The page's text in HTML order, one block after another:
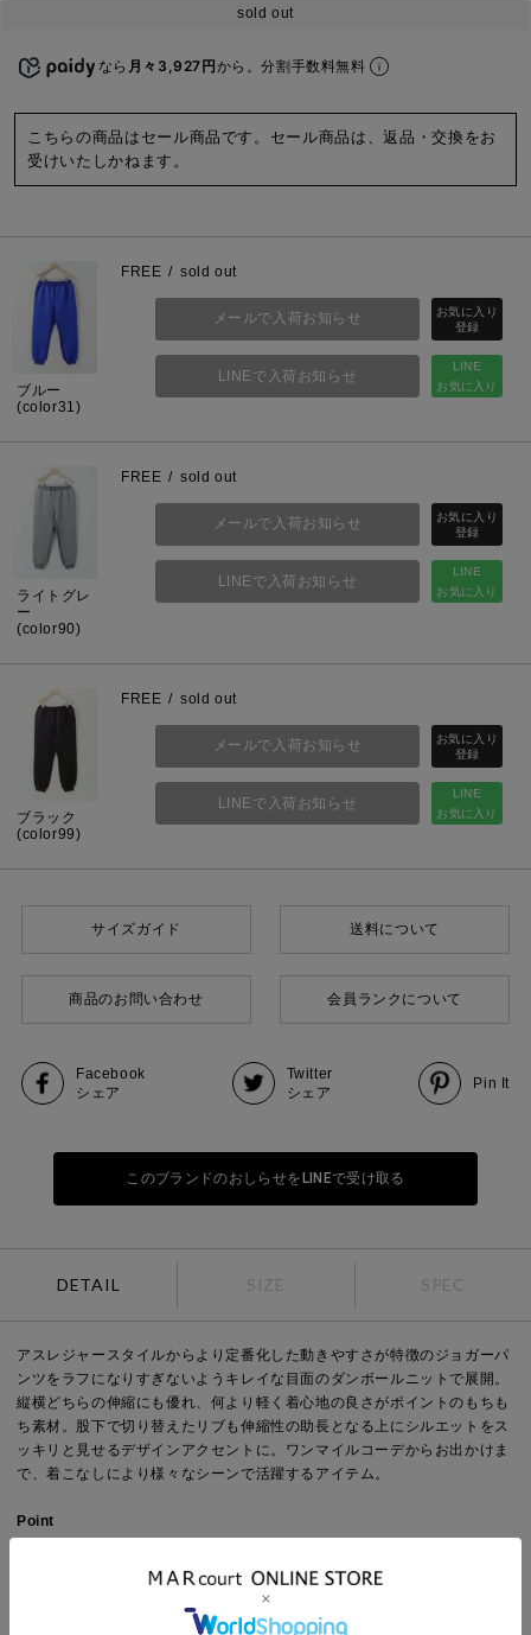
sold out
なら 月々3,927円から。分割手数料無料
こちらの商品はセール商品です。セール商品は、返品・交換をお
受けいたしかねます。
ブルー
(color31)
FREE sold out
LINE
お気に入り
メールで入荷お知らせ
LINEで入荷お知らせ
ライトグレ
ー
(color90)
FREE sold out
LINE
お気に入り
メールで入荷お知らせ
LINEで入荷お知らせ
ブラック
(color99)
FREE sold out
LINE
お気に入り
メールで入荷お知らせ
LINEで入荷お知らせ
サイズガイド 送料について
商品のお問い合わせ 会員ランクについて
Facebook
シェア
Twitter
シェア
Pin It
このブランドのおしらせをLINEで受け取る
DETAIL SIZE SPEC
アスレジャースタイルからより定番化した動きやすさが特徴のジョガーパ
ンツをラフになりすぎないようキレイな目面のダンボールニットで展開。
縦横どちらの伸縮にも優れ、何より軽く着心地の良さがポイントのもちも
ち素材。股下で切り替えたリブも伸縮性の助長となる上にシルエットをス
ッキリと見せるデザインアクセントに。ワンマイルコーデからお出かけま
で、着こなしにより様々なシーンで活躍するアイテム。
Point